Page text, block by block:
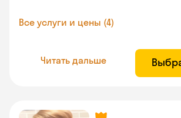
Все услуги и цены (4)
Читать дальше